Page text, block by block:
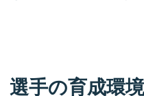
選手の育成環